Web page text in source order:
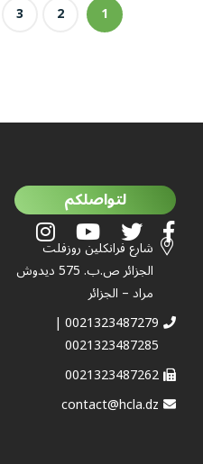
1
2
3
لتواصلكم
شارع فرانكلين روزفلت
الجزائر ص.ب. 575 ديدوش
مراد – الجزائر
0021323487279 |
0021323487285
0021323487262
contact@hcla.dz